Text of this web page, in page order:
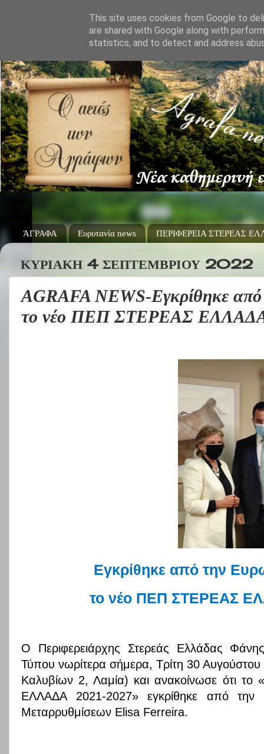
ΆΓΡΑΦΑ Ευρυτανία news ΠΕΡΙΦΕΡΕΙΑ ΣΤΕΡΕΑΣ
ΚΥΡΙΑΚΉ 4 ΣΕΠΤΕΜΒΡΊΟΥ 2022
AGRAFA NEWS-Εγκρίθηκε
το νέο ΠΕΠ ΣΤΕΡΕΑΣ
Εγκρίθηκε από την
το νέο ΠΕΠ ΣΤΕΡΕΑΣ
Ο Περιφερειάρχης Στερεάς Ελλάδας
Τύπου νωρίτερα σήμερα, Τρίτη 30
Καλυβίων 2, Λαμία) και ανακοίνωσε ότι το «
ΕΛΛΑΔΑ 2021-2027»εγκρίθηκε από την
Μεταρρυθμίσεων Elisa Ferreira.
This site uses cookies from Google to
are shared with Google along with
statistics, and to detect and address